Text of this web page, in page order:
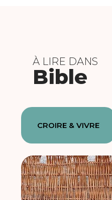
À LIRE DANS
Bible
CROIRE & VIVRE